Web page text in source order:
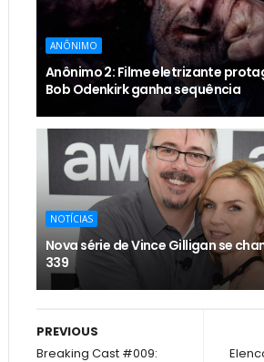
ANÔNIMO
Anônimo 2: Filme eletrizante
Bob Odenkirk ganha sequência
NOTÍCIAS
Nova série de Vince Gilligan se
339
PREVIOUS
Breaking Cast #009: